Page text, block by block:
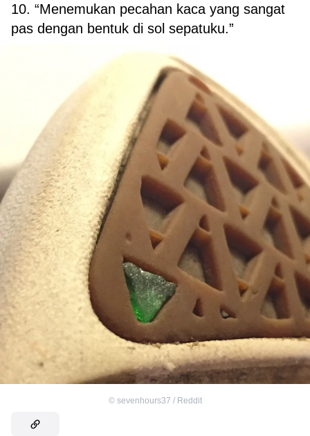
10. “Menemukan pecahan kaca yang sangat
pas dengan bentuk di sol sepatuku.”
© sevenhours37 / Reddit